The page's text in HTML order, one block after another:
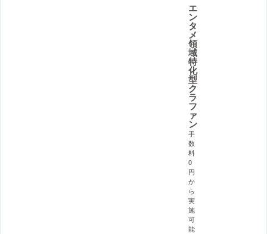
エ
ン
タ
メ
領
域
特
化
型
ク
ラ
フ
ァ
ン
手
数
料
0
円
か
ら
実
施
可
能